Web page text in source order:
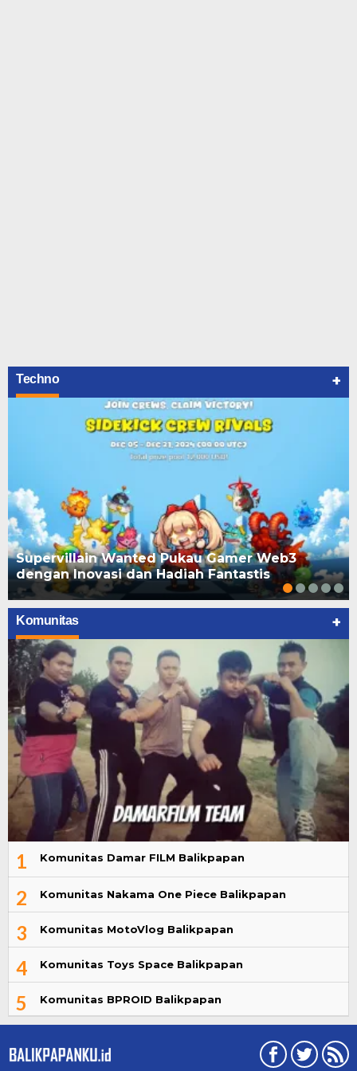
Techno +
Supervillain Wanted Pukau Gamer Web3
dengan Inovasi dan Hadiah Fantastis
Komunitas +
1 Komunitas Damar FILM Balikpapan
2 Komunitas Nakama One Piece Balikpapan
3 Komunitas MotoVlog Balikpapan
4 Komunitas Toys Space Balikpapan
5 Komunitas BPROID Balikpapan